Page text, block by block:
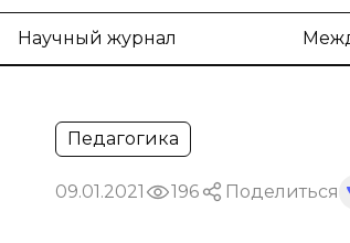
Научный журнал
Педагогика
09.01.2021 196 Поделиться